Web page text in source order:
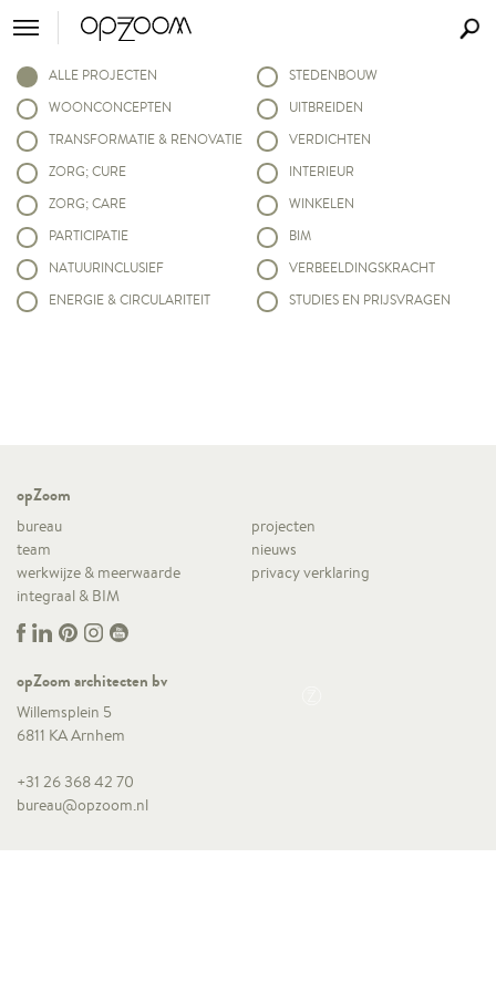
ALLE PROJECTEN
WOONCONCEPTEN
TRANSFORMATIE & RENOVATIE
ZORG; CURE
ZORG; CARE
PARTICIPATIE
NATUURINCLUSIEF
ENERGIE & CIRCULARITEIT
STEDENBOUW
UITBREIDEN
VERDICHTEN
INTERIEUR
WINKELEN
BIM
VERBEELDINGSKRACHT
STUDIES EN PRIJSVRAGEN
opZoom
bureau
projecten
team
nieuws
werkwijze & meerwaarde
privacy verklaring
integraal & BIM
opZoom architecten bv
Willemsplein 5
6811 KA Arnhem
+31 26 368 42 70
bureau@opzoom.nl